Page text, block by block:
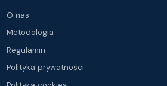
O nas
Metodologia
Regulamin
Polityka prywatności